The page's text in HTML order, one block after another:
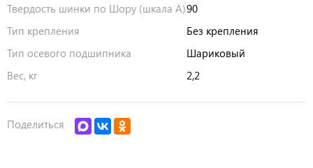
Твердость шинки по Шору (шкала А)90
Тип крепления
Без крепления
Тип осевого подшипника
Шариковый
Вес, кг
2,2
Поделиться